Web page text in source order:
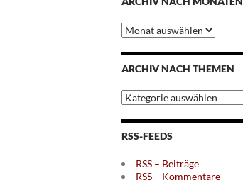
Archiv
nach
Monaten
ARCHIV NACH THEMEN
Archiv
nach
Themen
RSS-FEEDS
RSS – Beiträge
RSS – Kommentare